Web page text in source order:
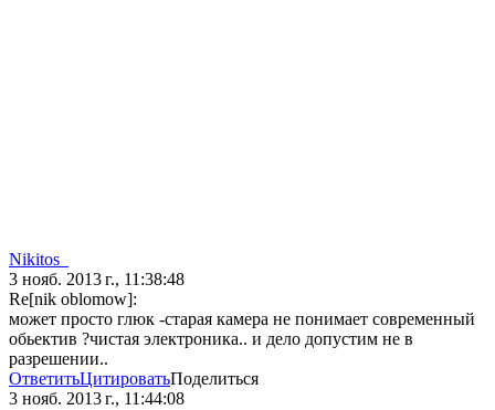
Nikitos_
3 нояб. 2013 г., 11:38:48
Re[nik oblomow]:
может просто глюк -старая камера не понимает современный
обьектив ?чистая электроника.. и дело допустим не в
разрешении..
ОтветитьЦитироватьПоделиться
3 нояб. 2013 г., 11:44:08